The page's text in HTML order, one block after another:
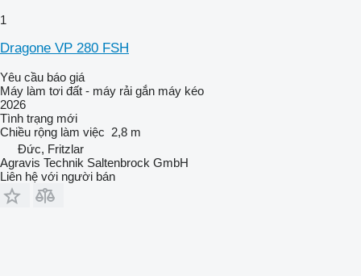
1
Dragone VP 280 FSH
Yêu cầu báo giá
Máy làm tơi đất - máy rải gắn máy kéo
2026
Tình trạng mới
Chiều rộng làm việc 2,8 m
Đức, Fritzlar
Agravis Technik Saltenbrock GmbH
Liên hệ với người bán